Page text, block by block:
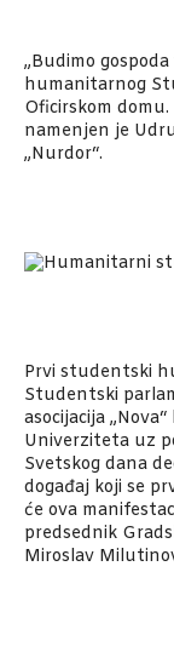
„Budimo
humanitarnog
Oficirskom
namenjen je
„Nurdor“.
Prvi studentski
Studentski
asocijacija
Univerziteta uz
Svetskog dana
događaj koji se
će ova
predsednik
Miroslav